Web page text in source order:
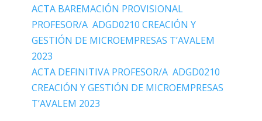
ACTA BAREMACIÓN PROVISIONAL
PROFESOR/A ADGD0210 CREACIÓN Y
GESTIÓN DE MICROEMPRESAS T’AVALEM
2023
ACTA DEFINITIVA PROFESOR/A ADGD0210
CREACIÓN Y GESTIÓN DE MICROEMPRESAS
T’AVALEM 2023